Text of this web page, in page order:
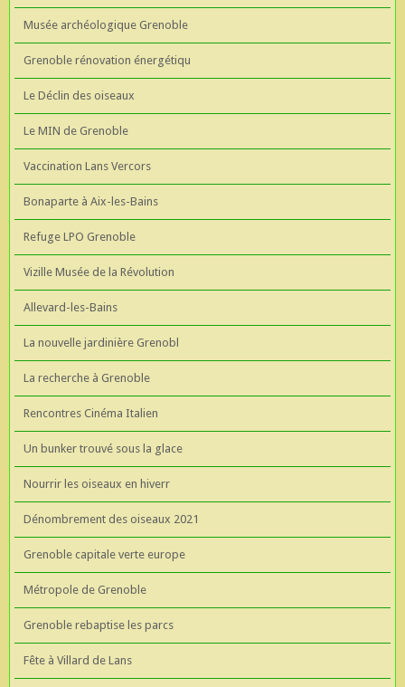
Musée archéologique Grenoble
Grenoble rénovation énergétiqu
Le Déclin des oiseaux
Le MIN de Grenoble
Vaccination Lans Vercors
Bonaparte à Aix-les-Bains
Refuge LPO Grenoble
Vizille Musée de la Révolution
Allevard-les-Bains
La nouvelle jardinière Grenobl
La recherche à Grenoble
Rencontres Cinéma Italien
Un bunker trouvé sous la glace
Nourrir les oiseaux en hiverr
Dénombrement des oiseaux 2021
Grenoble capitale verte europe
Métropole de Grenoble
Grenoble rebaptise les parcs
Fête à Villard de Lans